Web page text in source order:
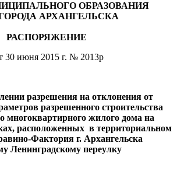
ОБРАЗОВАНИЯ
АРХАНГЕЛЬСКА
РАСПОРЯЖЕНИЕ
30 июня 2015 г. № 2013р
разрешенияна отклонения от
разрешенного строительства
многоквартирного жилого дома на
расположенных в территориальном
Фактория г. Архангельска
Ленинградскому переулку